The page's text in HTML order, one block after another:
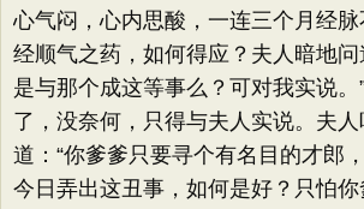
心气闷，心内思酸，一连三个月经
经顺气之药，如何得应？夫人暗地问
是与那个成这等事么？可对我实说。
了，没奈何，只得与夫人实说。夫人
道：“你爹爹只要寻个有名目的才郎
今日弄出这丑事，如何是好？只怕你